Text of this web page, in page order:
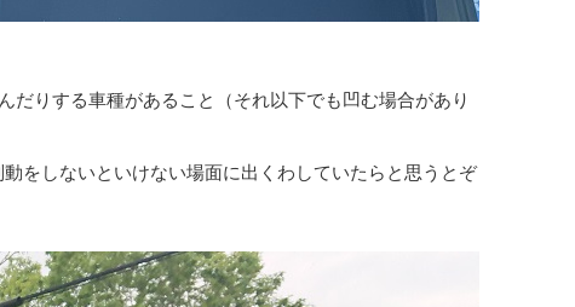
りする車種があること（それ以下でも凹む場合があり
をしないといけない場面に出くわしていたらと思うとぞ